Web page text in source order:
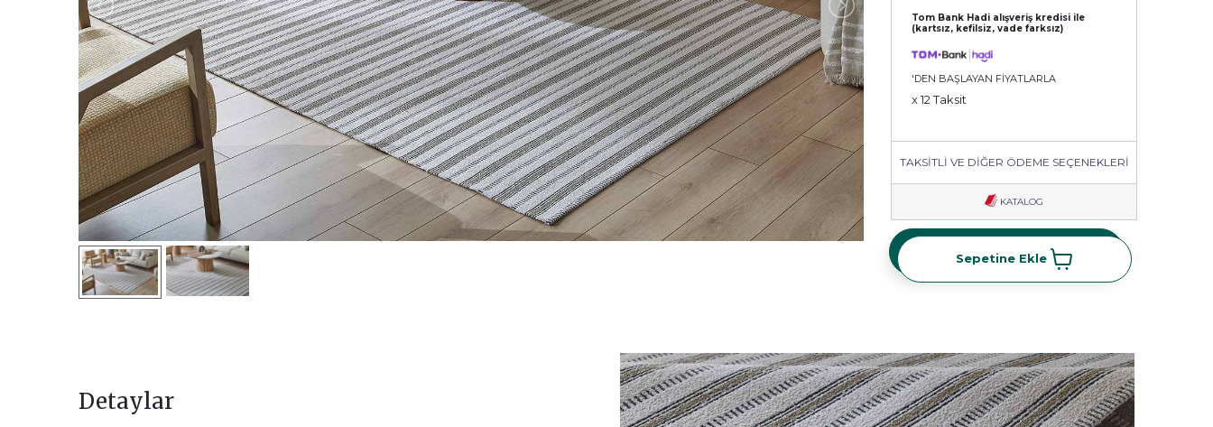
Tom Bank Hadi alışveriş kredisi ile
(kartsız, kefilsiz, vade farksız)
'DEN BAŞLAYAN FİYATLARLA
x 12 Taksit
TAKSİTLİ VE DİĞER ÖDEME SEÇENEKLERİ
KATALOG
Sepetine Ekle
Sepetine Ekle
Detaylar